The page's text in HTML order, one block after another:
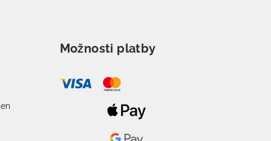
Možnosti platby